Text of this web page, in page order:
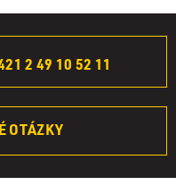
2 49 10 52 11
OTÁZKY